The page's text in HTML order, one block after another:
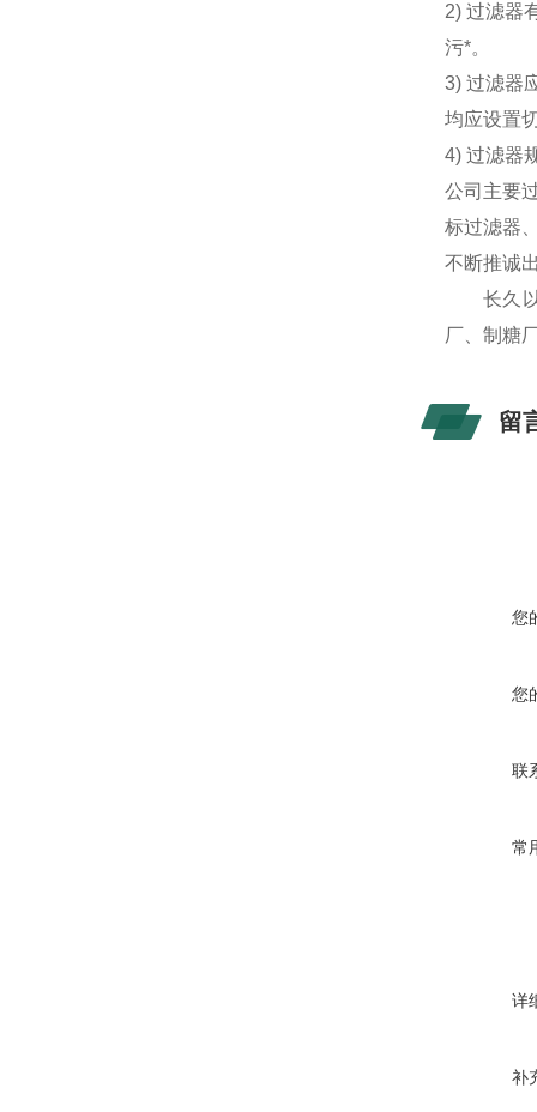
2) 过滤器
污*。
3) 过滤器
均应设置
4) 过滤器
公司主要
标过滤器
不断推诚
长久以
厂、制糖
留
您
您
联
常
详
补